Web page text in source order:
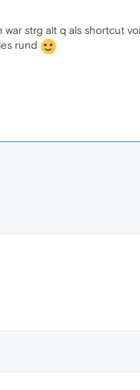
strg alt q als shortcut
rund